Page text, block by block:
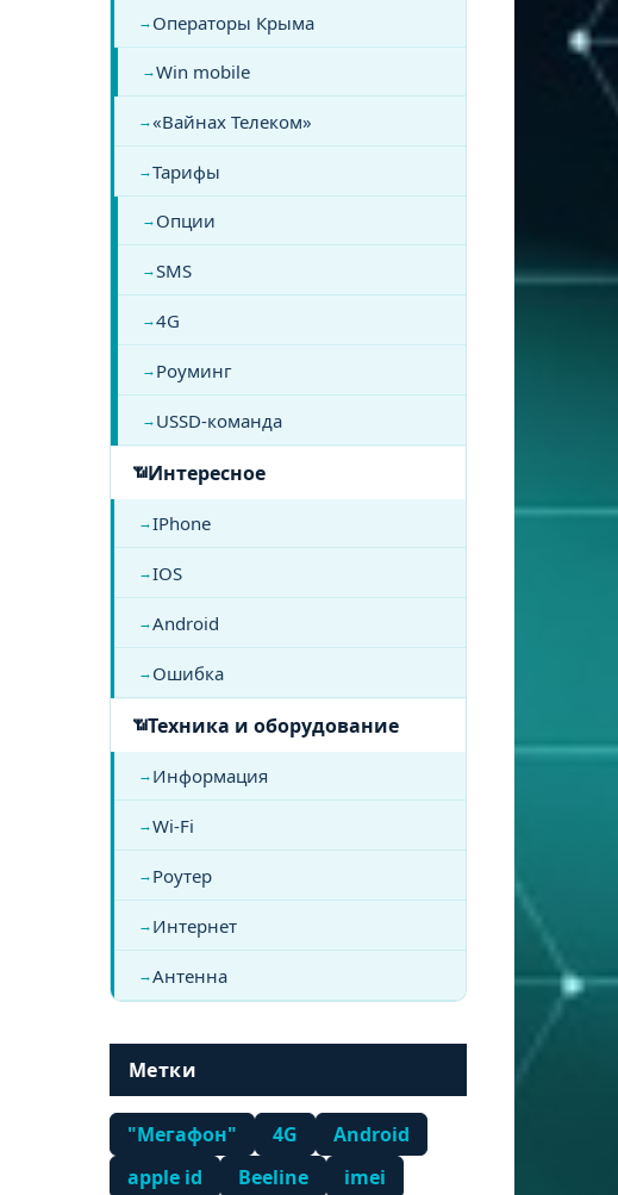
Операторы Крыма
Win mobile
«Вайнах Телеком»
Тарифы
Опции
SMS
4G
Роуминг
USSD-команда
Интересное
IPhone
IOS
Android
Ошибка
Техника и оборудование
Информация
Wi-Fi
Роутер
Интернет
Антенна
Метки
"Мегафон" 4G
Android
apple id
Beeline
imei